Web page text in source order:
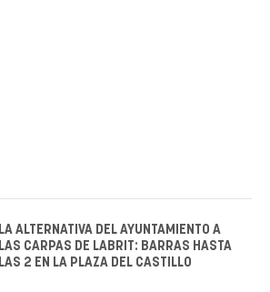
LA ALTERNATIVA DEL AYUNTAMIENTO A
LAS CARPAS DE LABRIT: BARRAS HASTA
LAS 2 EN LA PLAZA DEL CASTILLO